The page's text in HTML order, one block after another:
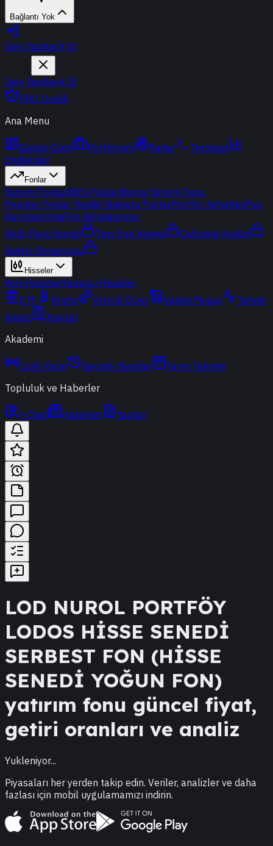
Bağlantı Yok
Giriş YapKayıt Ol
Giriş YapKayıt Ol
PRO Üyelik
Ana Menu
Günün Özeti Portföyüm Radar
Terminal
Endeksler
Fonlar
Yatırım FonlarıBES FonlarıBorsa Yatırım Fonu
Popüler Fonlar YeniBir Bakışta FonlarPortföy ŞirketleriFon
KarşılaştırmaFon Simülasyonu
Akıllı Para Sinyali
Ters Fon Arama
Çakışma Analizi
Sektör Rotasyonu
Hisseler
Yerli HisselerYabancı Hisseler
ETF
Kripto Altın & Döviz Vadeli Piyasa
Teknik
Analiz
Araçlar
Akademi
Canlı Yayın Geçmiş Yayınlar
Yayın Takvimi
Topluluk ve Haberler
t-Chat Haberler Yazılar
LOD NUROL PORTFÖY
LODOS HİSSE SENEDİ
SERBEST FON (HİSSE
SENEDİ YOĞUN FON)
yatırım fonu güncel fiyat,
getiri oranları ve analiz
Yukleniyor...
Piyasaları her yerden takip edin. Veriler, analizler ve daha
fazlası için mobil uygulamamızı indirin.